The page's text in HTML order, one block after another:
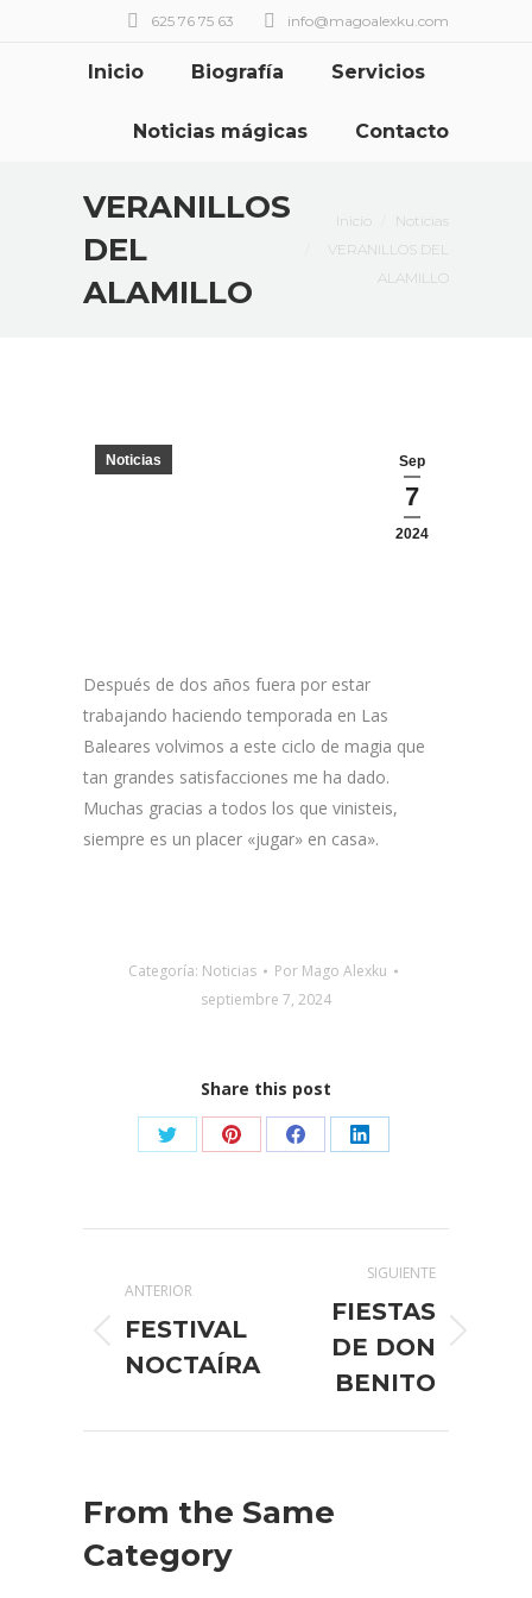
625 76 75 63 info@magoalexku.com
Inicio Biografía Servicios
Noticias mágicas Contacto
VERANILLOS
DEL
ALAMILLO
Estás aquí:
Inicio
Noticias
VERANILLOS DEL
ALAMILLO
Sep
7
2024
Noticias
Después de dos años fuera por estar
trabajando haciendo temporada en Las
Baleares volvimos a este ciclo de magia que
tan grandes satisfacciones me ha dado.
Muchas gracias a todos los que vinisteis,
siempre es un placer «jugar» en casa».
Categoría: Noticias Por Mago Alexku
septiembre 7, 2024
Share this post
Share
X
Share
Pinterest
Share
Facebook
Share
LinkedIn
entre
publicaciones
ANTERIOR
Publicación
anterior:
FESTIVAL
NOCTAÍRA
SIGUIENTE
Publicación
siguiente:
FIESTAS
DE DON
BENITO
From the Same
Category